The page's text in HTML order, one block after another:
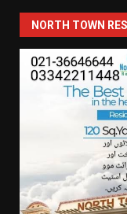
NORTH TOWN